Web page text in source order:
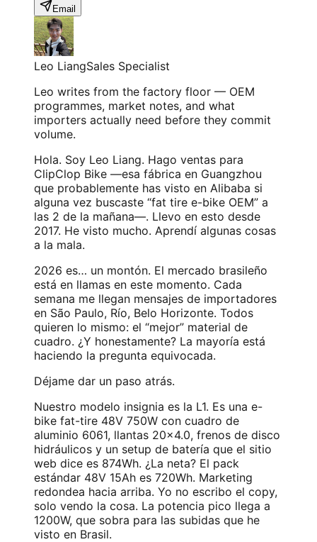
Email
Leo LiangSales Specialist
Leo writes from the factory floor — OEM
programmes, market notes, and what
importers actually need before they commit
volume.
Hola. Soy Leo Liang. Hago ventas para
ClipClop Bike —esa fábrica en Guangzhou
que probablemente has visto en Alibaba si
alguna vez buscaste “fat tire e-bike OEM” a
las 2 de la mañana—. Llevo en esto desde
2017. He visto mucho. Aprendí algunas cosas
a la mala.
2026 es… un montón. El mercado brasileño
está en llamas en este momento. Cada
semana me llegan mensajes de importadores
en São Paulo, Río, Belo Horizonte. Todos
quieren lo mismo: el “mejor” material de
cuadro. ¿Y honestamente? La mayoría está
haciendo la pregunta equivocada.
Déjame dar un paso atrás.
Nuestro modelo insignia es la L1. Es una e-
bike fat-tire 48V 750W con cuadro de
aluminio 6061, llantas 20×4.0, frenos de disco
hidráulicos y un setup de batería que el sitio
web dice es 874Wh. ¿La neta? El pack
estándar 48V 15Ah es 720Wh. Marketing
redondea hacia arriba. Yo no escribo el copy,
solo vendo la cosa. La potencia pico llega a
1200W, que sobra para las subidas que he
visto en Brasil.